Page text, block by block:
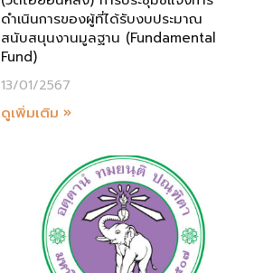
ดำเนินการของผู้ที่ได้รับงบประมาณ
สนับสนุนงานมูลฐาน (Fundamental
Fund)
13/01/2567
ดูเพิ่มเติม »